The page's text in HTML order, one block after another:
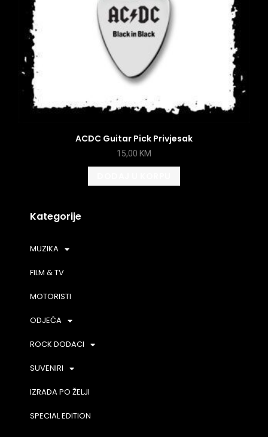
Kategorije
MUZIKA
FILM & TV
MOTORISTI
ODJEĆA
ROCK DODACI
SUVENIRI
IZRADA PO ŽELJI
SPECIAL EDITION
ACDC Guitar Pick Privjesak
15,00 KM